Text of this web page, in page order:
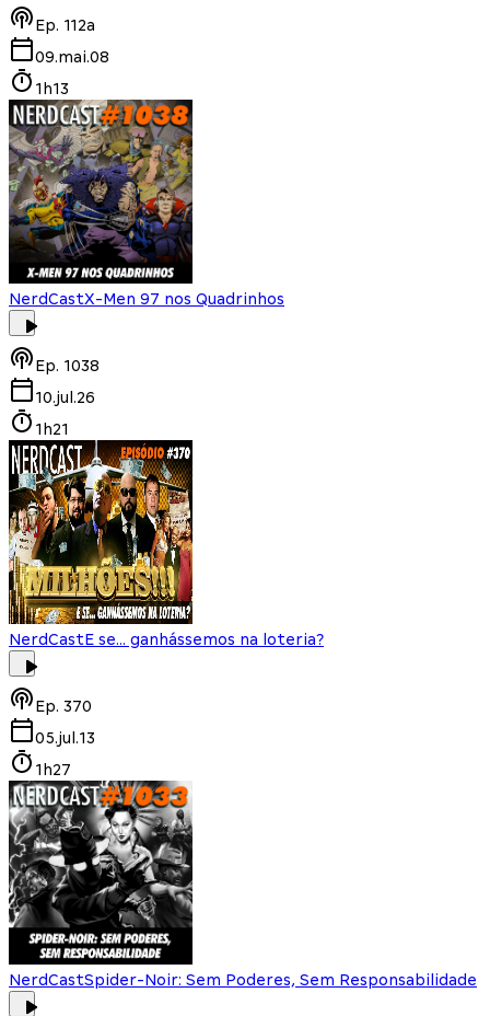
Ep. 112a
09.mai.08
1h13
NerdCastX-Men 97 nos Quadrinhos
Ep. 1038
10.jul.26
1h21
NerdCastE se... ganhássemos na loteria?
Ep. 370
05.jul.13
1h27
NerdCastSpider-Noir: Sem Poderes, Sem Responsabilidade